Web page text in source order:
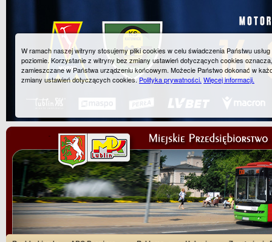
W ramach naszej witryny stosujemy pliki cookies w celu świadczenia Państwu
poziomie. Korzystanie z witryny bez zmiany ustawień dotyczących cookies
zamieszczane w Państwa urządzeniu końcowym. Możecie Państwo dokonać w
zmiany ustawień dotyczących cookies.Polityka prywatności. Więcej informacji.